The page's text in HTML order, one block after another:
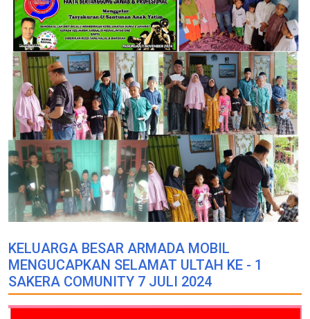
KELUARGA BESAR ARMADA MOBIL
MENGUCAPKAN SELAMAT ULTAH KE - 1
SAKERA COMUNITY 7 JULI 2024